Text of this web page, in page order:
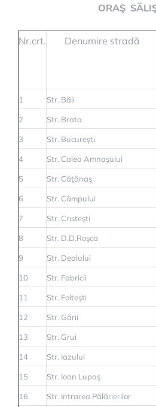
ORAŞ
Nr.crt. Denumire stradă
1 Str. Băii
2 Str. Brata
3 Str. Bucureşti
4 Str. Calea Amnaşului
5 Str. Căţănaş
6 Str. Câmpului
7 Str. Cristeşti
8 Str. D.D.Roşca
9 Str. Dealului
10 Str. Fabricii
11 Str. Folteşti
12 Str. Gării
13 Str. Grui
14 Str. Iazului
15 Str. Ioan Lupaş
16 Str. Intrarea Pălărierilor